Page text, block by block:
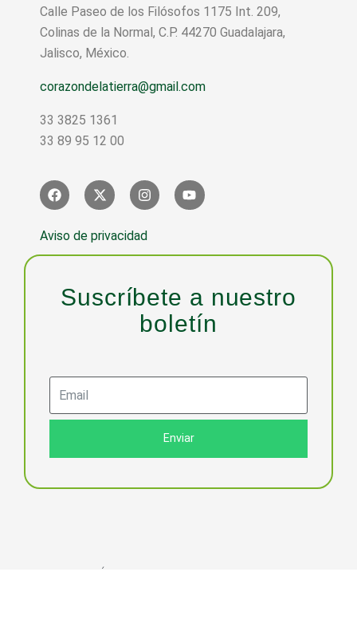
Calle Paseo de los Filósofos 1175 Int. 209,
Colinas de la Normal, C.P. 44270 Guadalajara,
Jalisco, México.
corazondelatierra@gmail.com
33 3825 1361
33 89 95 12 00
Aviso de privacidad
Suscríbete a nuestro
boletín
Enviar